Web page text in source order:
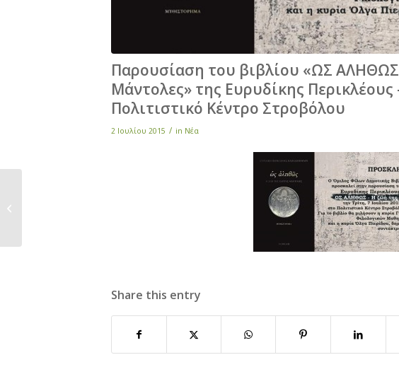
Παρουσίαση του βιβλίου «ΩΣ
Μάντολες» της Ευρυδίκης
Πολιτιστικό Κέντρο Στροβόλου
2 Ιουλίου 2015 / in Νέα
Share this entry